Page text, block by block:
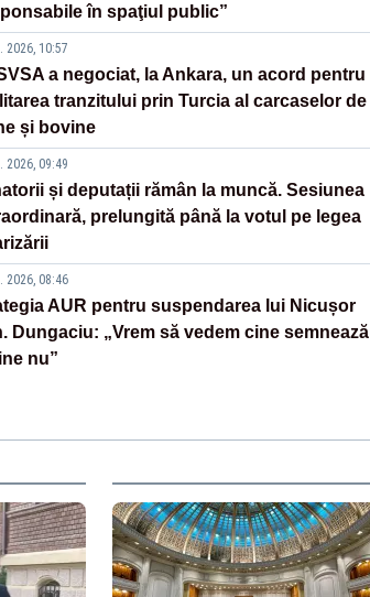
în spaţiul public”
2026, 10:57
a negociat, la Ankara, un acord pentru
tranzitului prin Turcia al carcaselor de
și bovine
2026, 09:49
și deputații rămân la muncă. Sesiunea
prelungită până la votul pe legea
2026, 08:46
AUR pentru suspendarea lui Nicușor
Dungaciu: „Vrem să vedem cine semnează
nu”